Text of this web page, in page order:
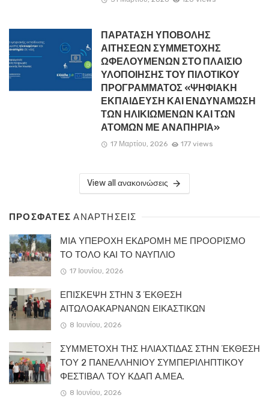
ΠΑΡΑΤΑΣΗ ΥΠΟΒΟΛΗΣ
ΑΙΤΗΣΕΩΝ ΣΥΜΜΕΤΟΧΗΣ
ΩΦΕΛΟΥΜΕΝΩΝ ΣΤΟ ΠΛΑΙΣΙΟ
ΥΛΟΠΟΙΗΣΗΣ ΤΟΥ ΠΙΛΟΤΙΚΟΥ
ΠΡΟΓΡΑΜΜΑΤΟΣ «ΨΗΦΙΑΚΗ
ΕΚΠΑΙΔΕΥΣΗ ΚΑΙ ΕΝΔΥΝΑΜΩΣΗ
ΤΩΝ ΗΛΙΚΙΩΜΕΝΩΝ ΚΑΙ ΤΩΝ
ΑΤΟΜΩΝ ΜΕ ΑΝΑΠΗΡΙΑ»
17 Μαρτίου, 2026 177 views
View all ανακοινώσεις
ΠΡΟΣΦΑΤΕΣΑΝΑΡΤΗΣΕΙΣ
ΜΙΑ ΥΠΕΡΟΧΗ ΕΚΔΡΟΜΗ ΜΕ ΠΡΟΟΡΙΣΜΟ
ΤΟ ΤΟΛΟ ΚΑΙ ΤΟ ΝΑΥΠΛΙΟ
17 Ιουνίου, 2026
ΕΠΙΣΚΕΨΗ ΣΤΗΝ 3 ΈΚΘΕΣΗ
ΑΙΤΩΛΟΑΚΑΡΝΑΝΩΝ ΕΙΚΑΣΤΙΚΩΝ
8 Ιουνίου, 2026
ΣΥΜΜΕΤΟΧΗ ΤΗΣ ΗΛΙΑΧΤΙΔΑΣ ΣΤΗΝ ΈΚΘΕΣΗ
ΤΟΥ 2 ΠΑΝΕΛΛΗΝΙΟΥ ΣΥΜΠΕΡΙΛΗΠΤΙΚΟΥ
ΦΕΣΤΙΒΑΛ ΤΟΥ ΚΔΑΠ Α.ΜΕΑ.
8 Ιουνίου, 2026